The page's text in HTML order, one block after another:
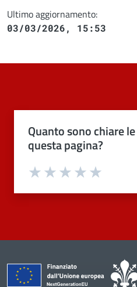
Ultimo aggiornamento:
03/03/2026, 15:53
Quanto sono chiare
questa pagina?
Valuta 4
Valuta 3 stelle su
Valuta 2 stelle su 5
Valuta 1 stelle su 5